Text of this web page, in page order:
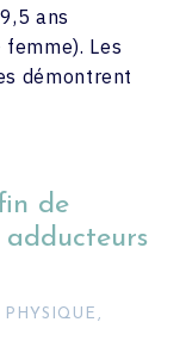
ans
Les
démontrent
de
,